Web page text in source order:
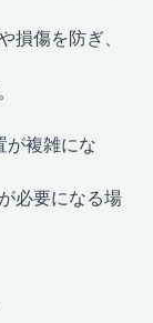
損傷を防ぎ、
が複雑にな
必要になる場